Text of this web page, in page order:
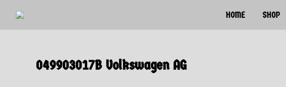
zum
HOME SHOP
049903017B Volkswagen AG